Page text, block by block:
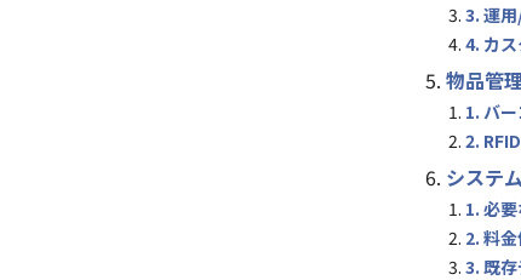
3. 運
4. カ
物品管
1. バ
2.
システ
1. 必
2. 料
3. 既